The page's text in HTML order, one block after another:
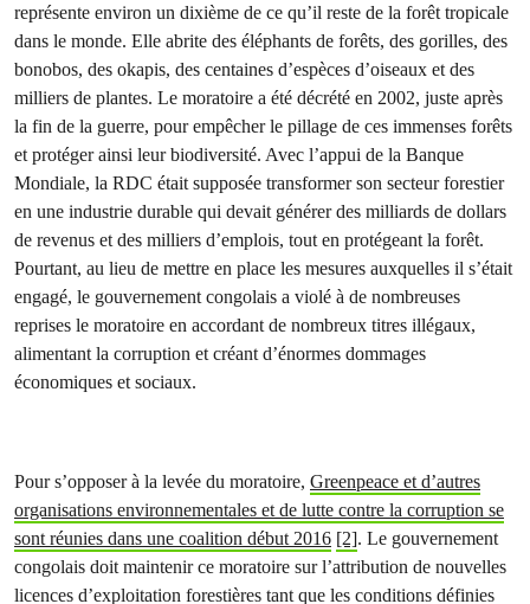
représente environ un dixième de ce qu’il reste de la forêt tropicale
dans le monde. Elle abrite des éléphants de forêts, des gorilles, des
bonobos, des okapis, des centaines d’espèces d’oiseaux et des
milliers de plantes. Le moratoire a été décrété en 2002, juste après
la fin de la guerre, pour empêcher le pillage de ces immenses forêts
et protéger ainsi leur biodiversité. Avec l’appui de la Banque
Mondiale, la RDC était supposée transformer son secteur forestier
en une industrie durable qui devait générer des milliards de dollars
de revenus et des milliers d’emplois, tout en protégeant la forêt.
Pourtant, au lieu de mettre en place les mesures auxquelles il s’était
engagé, le gouvernement congolais a violé à de nombreuses
reprises le moratoire en accordant de nombreux titres illégaux,
alimentant la corruption et créant d’énormes dommages
économiques et sociaux.
Pour s’opposer à la levée du moratoire, Greenpeace et d’autres
organisations environnementales et de lutte contre la corruption se
sont réunies dans une coalition début 2016 [2]. Le gouvernement
congolais doit maintenir ce moratoire sur l’attribution de nouvelles
licences d’exploitation forestières tant que les conditions définies